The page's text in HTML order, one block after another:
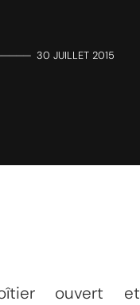
30 JUILLET 2015
ouvert et